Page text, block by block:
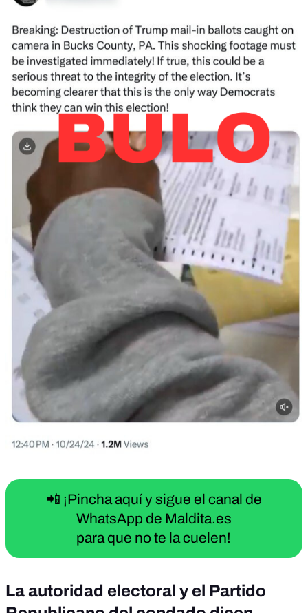
📲 ¡Pincha aquí y sigue el canal de
WhatsApp de Maldita.es
para que no te la cuelen!
La autoridad electoral y el Partido